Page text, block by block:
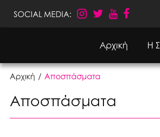
SOCIAL MEDIA:
Αρχική Η
Αρχική Αποσπάσματα
Αποσπάσματα